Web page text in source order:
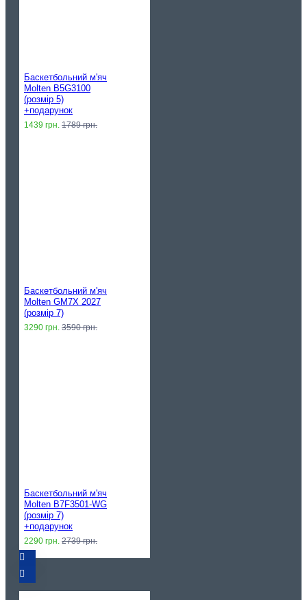
Баскетбольний м'яч
Molten B5G3100
(розмір 5)
+подарунок
1439 грн. 1789 грн.
Баскетбольний м'яч
Molten GM7X 2027
(розмір 7)
3290 грн. 3590 грн.
Баскетбольний м'яч
Molten B7F3501-WG
(розмір 7)
+подарунок
2290 грн. 2739 грн.